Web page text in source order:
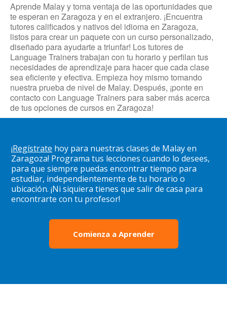
Aprende Malay y toma ventaja de las oportunidades que
te esperan en Zaragoza y en el extranjero. ¡Encuentra
tutores calificados y nativos del idioma en Zaragoza,
listos para crear un paquete con un curso personalizado,
diseñado para ayudarte a triunfar! Los tutores de
Language Trainers trabajan con tu horario y perfilan tus
necesidades de aprendizaje para hacer que cada clase
sea eficiente y efectiva. Empieza hoy mismo tomando
nuestra prueba de nivel de Malay. Después, ¡ponte en
contacto con Language Trainers para saber más acerca
de tus opciones de cursos en Zaragoza!
¡Regístrate hoy para nuestras clases de Malay en
Zaragoza! Programa tus lecciones cuando lo desees,
para que siempre puedas encontrar tiempo para
estudiar, independientemente de tu horario o
ubicación. ¡Ni siquiera tienes que salir de casa para
encontrarte con tu profesor!
Comienza a Aprender